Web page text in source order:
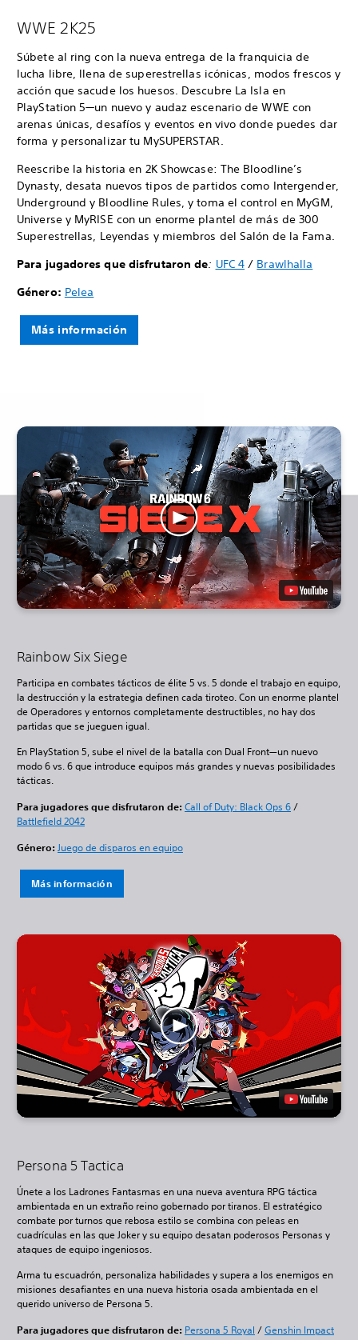
WWE 2K25
Súbete al ring con la nueva entrega de la franquicia de
lucha libre, llena de superestrellas icónicas, modos frescos y
acción que sacude los huesos. Descubre La Isla en
PlayStation 5—un nuevo y audaz escenario de WWE con
arenas únicas, desafíos y eventos en vivo donde puedes dar
forma y personalizar tu MySUPERSTAR.
Reescribe la historia en 2K Showcase: The Bloodline’s
Dynasty, desata nuevos tipos de partidos como Intergender,
Underground y Bloodline Rules, y toma el control en MyGM,
Universe y MyRISE con un enorme plantel de más de 300
Superestrellas, Leyendas y miembros del Salón de la Fama.
Para jugadores que disfrutaron de: UFC 4 / Brawlhalla
Género: Pelea
Más información
Rainbow Six Siege
Participa en combates tácticos de élite 5 vs. 5 donde el trabajo en equipo,
la destrucción y la estrategia definen cada tiroteo. Con un enorme plantel
de Operadores y entornos completamente destructibles, no hay dos
partidas que se jueguen igual.
En PlayStation 5, sube el nivel de la batalla con Dual Front—un nuevo
modo 6 vs. 6 que introduce equipos más grandes y nuevas posibilidades
tácticas.
Para jugadores que disfrutaron de: Call of Duty: Black Ops 6/
Battlefield 2042
Género: Juego de disparos en equipo
Más información
Persona 5 Tactica
Únete a los Ladrones Fantasmas en una nueva aventura RPG táctica
ambientada en un extraño reino gobernado por tiranos. El estratégico
combate por turnos que rebosa estilo se combina con peleas en
cuadrículas en las que Joker y su equipo desatan poderosos Personas y
ataques de equipo ingeniosos.
Arma tu escuadrón, personaliza habilidades y supera a los enemigos en
misiones desafiantes en una nueva historia osada ambientada en el
querido universo de Persona 5.
Para jugadores que disfrutaron de: Persona 5 Royal /Genshin Impact